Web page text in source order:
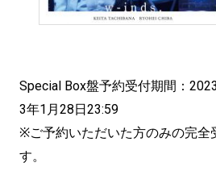
Special Box盤予約受付期間：
3年1月28日23:59
※ご予約いただいた方のみの完全
す。